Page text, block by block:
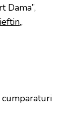
Dama”,
„